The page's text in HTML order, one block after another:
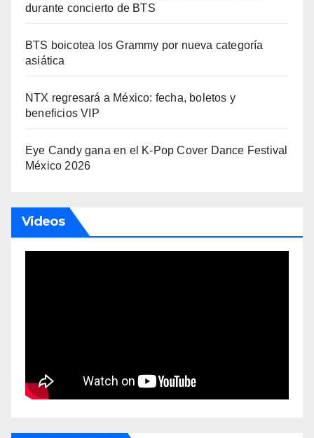
durante concierto de BTS
BTS boicotea los Grammy por nueva categoría
asiática
NTX regresará a México: fecha, boletos y
beneficios VIP
Eye Candy gana en el K-Pop Cover Dance Festival
México 2026
Videos